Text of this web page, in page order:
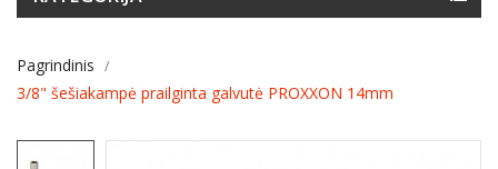
Pagrindinis
3/8" šešiakampė prailginta galvutė PROXXON 14mm